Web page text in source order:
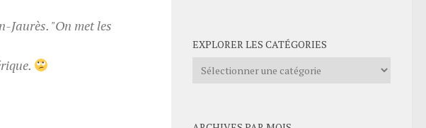
Jaurès. "On met les
EXPLORER LES CATÉGORIES
Explorer